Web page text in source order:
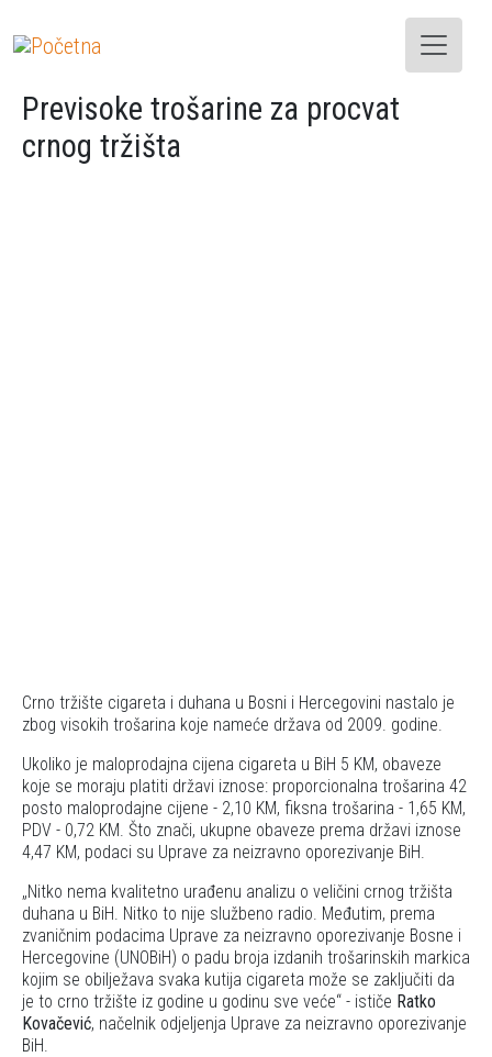
Previsoke trošarine za procvat
crnog tržišta
Crno tržište cigareta i duhana u Bosni i Hercegovini nastalo je
zbog visokih trošarina koje nameće država od 2009. godine.
Ukoliko je maloprodajna cijena cigareta u BiH 5 KM, obaveze
koje se moraju platiti državi iznose: proporcionalna trošarina 42
posto maloprodajne cijene - 2,10 KM, fiksna trošarina - 1,65 KM,
PDV - 0,72 KM. Što znači, ukupne obaveze prema državi iznose
4,47 KM, podaci su Uprave za neizravno oporezivanje BiH.
Nitko nema kvalitetno urađenu analizu o veličini crnog tržišta
duhana u BiH. Nitko to nije službeno radio. Međutim, prema
zvaničnim podacima Uprave za neizravno oporezivanje Bosne i
Hercegovine (UNOBiH) o padu broja izdanih trošarinskih markica
kojim se obilježava svaka kutija cigareta može se zaključiti da
je to crno tržište iz godine u godinu sve veće - ističe Ratko
Kovačević, načelnik odjeljenja Uprave za neizravno oporezivanje
BiH.